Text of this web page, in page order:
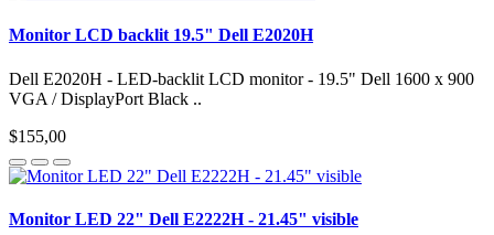
Monitor LCD backlit 19.5" Dell E2020H
Dell E2020H - LED-backlit LCD monitor - 19.5" Dell 1600 x 900
VGA / DisplayPort Black ..
$155,00
Monitor LED 22" Dell E2222H - 21.45" visible